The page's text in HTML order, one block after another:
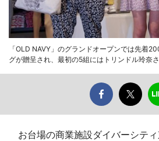
「OLD NAVY」のグランドオープンでは先着
グが贈呈され、最初の5組にはトリンドル玲奈
お台場の商業施設ダイバーシテ